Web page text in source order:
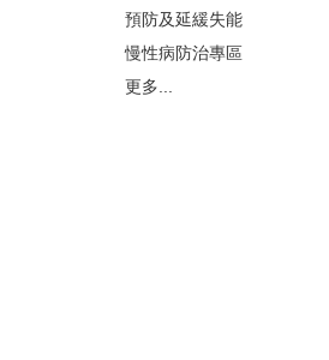
預防及延緩失能
慢性病防治專區
更多...